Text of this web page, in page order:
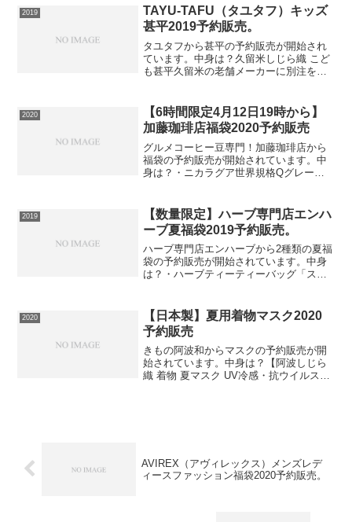
す！Hatleyリピーター様にはもちろん、
これ...
2019
TAYU-TAFU（タユタフ）キッズ
甚平2019予約販売。
タユタフから甚平の予約販売が開始され
ています。中身は？久留米しじら織 こど
も甚平久留米の老舗メーカーに別注をか
岡は久留米で作られた、綿しじら織の甚
平です。夏の衣服は直接...
2020
【6時間限定4月12日19時から】
加藤珈琲店福袋2020予約販売
グルメコーヒー豆専門！加藤珈琲店から
福袋の予約販売が開始されています。中
身は？・ニカラグア世界規格Qグレード
入袋・濃くあまエクストラブレンド/500g
入袋・...
2019
【数量限定】ハーブ専門店エンハ
ーブ夏福袋2019予約販売。
ハーブ専門店エンハーブから2種類の夏福
袋の予約販売が開始されています。中身
は？・ハーブティーティーバッグ「スー
装10包入（各2包×5種）・ブレンドハー
ブティー...
2020
【日本製】夏用着物マスク2020
予約販売
きもの阿波和からマスクの予約販売が開
始されています。中身は？【阿波しじら
織 着物 夏マスク UV冷感・抗ウイルス】
AVIREX（アヴィレックス）メンズレデ
ィースファッション福袋2020予約販売。